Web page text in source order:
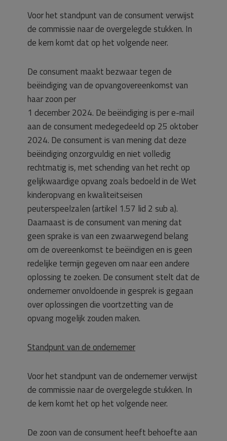
Voor het standpunt van de consument verwijst
de commissie naar de overgelegde stukken. In
de kern komt dat op het volgende neer.
De consument maakt bezwaar tegen de
beëindiging van de opvangovereenkomst van
haar zoon per
1 december 2024. De beëindiging is per e-mail
aan de consument medegedeeld op 25 oktober
2024. De consument is van mening dat deze
beëindiging onzorgvuldig en niet volledig
rechtmatig is, met schending van het recht op
gelijkwaardige opvang zoals bedoeld in de Wet
kinderopvang en kwaliteitseisen
peuterspeelzalen (artikel 1.57 lid 2 sub a).
Daarnaast is de consument van mening dat
geen sprake is van een zwaarwegend belang
om de overeenkomst te beëindigen en is geen
redelijke termijn gegeven om naar een andere
oplossing te zoeken. De consument stelt dat de
ondernemer onvoldoende in gesprek is gegaan
over oplossingen die voortzetting van de
opvang mogelijk zouden maken.
Standpunt van de ondernemer
Voor het standpunt van de ondernemer verwijst
de commissie naar de overgelegde stukken. In
de kern komt het op het volgende neer.
De zoon van de consument heeft behoefte aan